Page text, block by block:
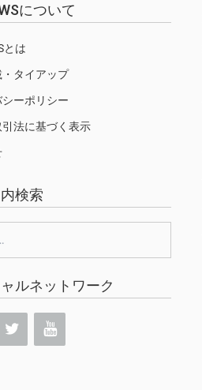
について
とは
・タイアップ
ーポリシー
法に基づく表示
検索
ルネットワーク